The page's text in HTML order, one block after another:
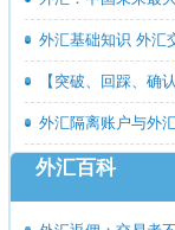
外汇百科